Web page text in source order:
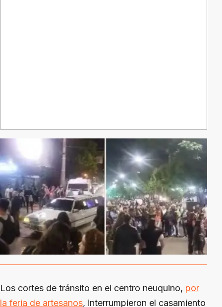
Los cortes de tránsito en el centro neuquino, por
la feria de artesanos, interrumpieron el casamiento